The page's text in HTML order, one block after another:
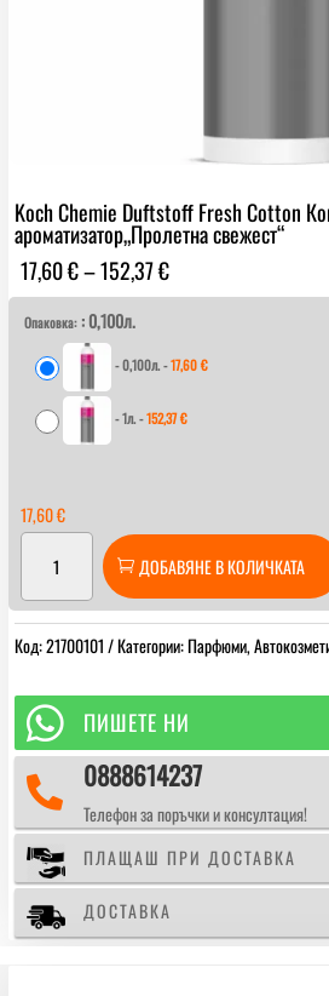
Koch Chemie Duftstoff Fresh Cotton
ароматизатор„Пролетна свежест“
17,60€–152,37€Price
range:
through
152,37 €
Опаковка: : 0,100л.
-0,100л.-17,60€
-1л.-152,37€
17,60€
Koch
Chemie
Duftstoff
Cotton
Концентриран
ароматизатор„Пролетна
ДОБАВЯНЕ В КОЛИЧКАТА
Код:21700101 Категории:Парфюми,
 ПИШЕТЕ НИ
 0888614237
Телефон за поръчки и консултация!
ПЛАЩАШ ПРИ ДОСТАВКА
ДОСТАВКА